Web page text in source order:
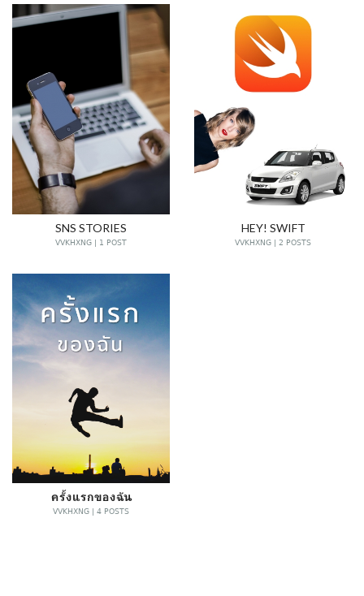
SNS STORIES
VVKHXNG | 1 POST
HEY! SWIFT
VVKHXNG | 2 POSTS
ครั้งแรกของฉัน
VVKHXNG | 4 POSTS